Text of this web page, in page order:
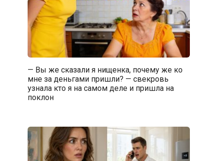
— Вы же сказали я нищенка, почему же ко
мне за деньгами пришли? — свекровь
узнала кто я на самом деле и пришла на
поклон